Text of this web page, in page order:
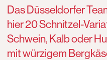
Das Düsseldorfer
hier 20 Schnitzel-
Schwein, Kalb oder
mit würzigem